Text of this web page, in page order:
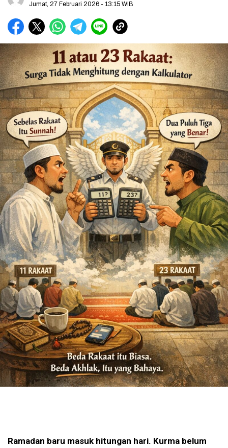
Jumat, 27 Februari 2026 - 13:15 WIB
Ramadan baru masuk hitungan hari. Kurma belum